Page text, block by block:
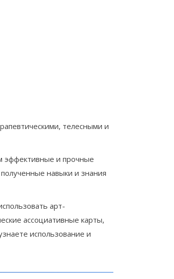
телесными и
эффективные и прочные
навыки и знания
арт-
ассоциативные карты,
использование и